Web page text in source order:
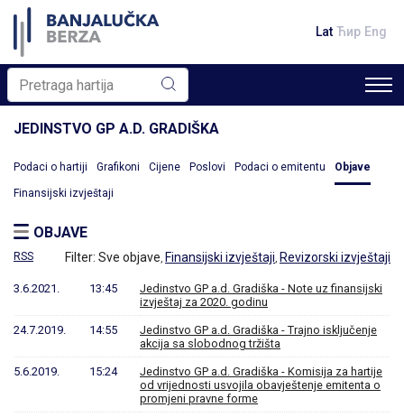
Lat Ћир Eng
JEDINSTVO GP A.D. GRADIŠKA
Podaci o hartiji Grafikoni Cijene Poslovi Podaci o emitentu Objave
Finansijski izvještaji
OBJAVE
RSS Filter: Sve objave, Finansijski izvještaji, Revizorski izvještaji
3.6.2021. 13:45
Jedinstvo GP a.d. Gradiška - Note uz finansijski
izvještaj za 2020. godinu
24.7.2019. 14:55
Jedinstvo GP a.d. Gradiška - Trajno isključenje
akcija sa slobodnog tržišta
5.6.2019. 15:24
Jedinstvo GP a.d. Gradiška - Komisija za hartije
od vrijednosti usvojila obavještenje emitenta o
promjeni pravne forme